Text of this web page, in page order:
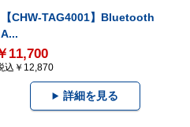
【CHW-TAG4001】Bluetooth
A...
11,700
込￥12,870
詳細を見る